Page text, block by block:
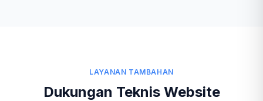
LAYANAN TAMBAHAN
Dukungan Teknis Website